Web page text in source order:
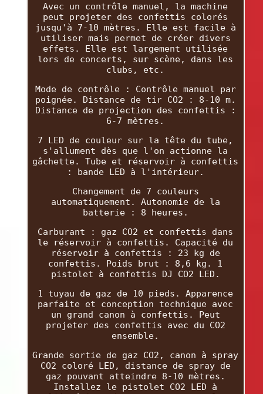
Avec un contrôle manuel, la machine
peut projeter des confettis colorés
jusqu'à 7-10 mètres. Elle est facile à
utiliser mais permet de créer divers
effets. Elle est largement utilisée
lors de concerts, sur scène, dans les
clubs, etc.
Mode de contrôle : Contrôle manuel par
poignée. Distance de tir CO2 : 8-10 m.
Distance de projection des confettis :
6-7 mètres.
7 LED de couleur sur la tête du tube,
s'allument dès que l'on actionne la
gâchette. Tube et réservoir à confettis
: bande LED à l'intérieur.
Changement de 7 couleurs
automatiquement. Autonomie de la
batterie : 8 heures.
Carburant : gaz CO2 et confettis dans
le réservoir à confettis. Capacité du
réservoir à confettis : 23 kg de
confettis. Poids brut : 8,6 kg. 1
pistolet à confettis DJ CO2 LED.
1 tuyau de gaz de 10 pieds. Apparence
parfaite et conception technique avec
un grand canon à confettis. Peut
projeter des confettis avec du CO2
ensemble.
Grande sortie de gaz CO2, canon à spray
CO2 coloré LED, distance de spray de
gaz pouvant atteindre 8-10 mètres.
Installez le pistolet CO2 LED à